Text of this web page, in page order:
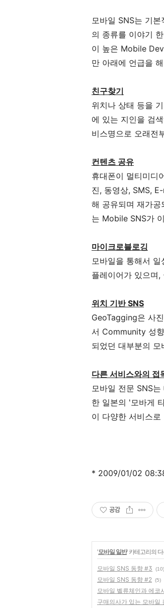
모바일 SNS는 기
의 종류를 이야기
이 높은 Mobile
만 아래에 언급을
친구찾기
위치나 상태 등을
에 있는 지인을 검
비스명으로 오래전
컨텐츠 공유
휴대폰이 멀티미디
진, 동영상, SMS,
해 공유되며 재가
는 Mobile SNS가
마이크로블로깅
모바일을 통해서
플레이어가 있으며
위치 기반 SNS
GeoTagging은 사
서 Community 성
되었던 대부분의
다른 서비스와의 접
모바일 전문 SNS
한 일본의 '모바게
이 다양한 서비스
* 2009/01/02
공감
'모바일 일반' 카테고리의
모바일 SNS 동향 #3 (10)
모바일 SNS 동향 #2 (5)
모바일 벨류체인과 에코
구매의사가 있는 모바일